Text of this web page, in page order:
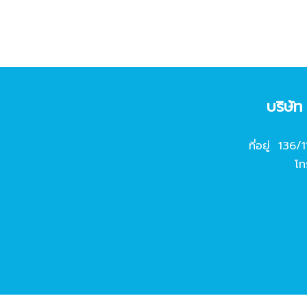
บริษัท
ที่อยู่ 136/
โ